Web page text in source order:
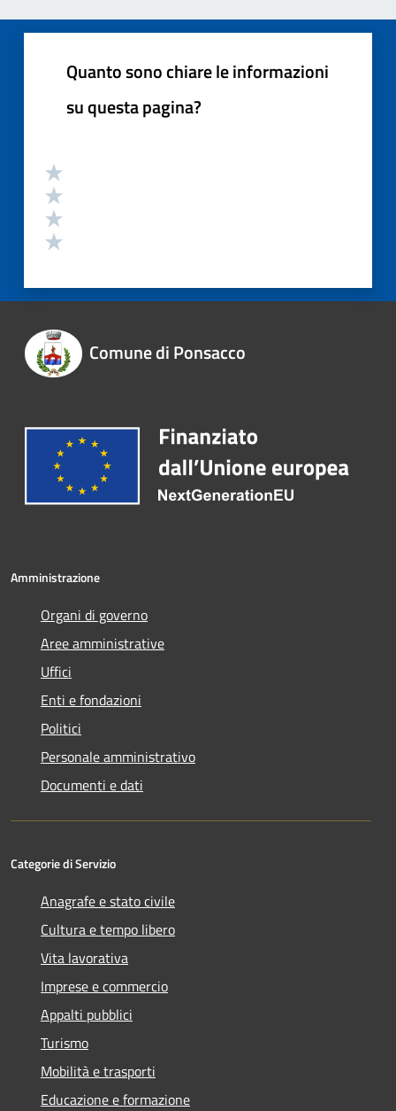
Quanto sono chiare le informazioni
su questa pagina?
Comune di Ponsacco
Amministrazione
Organi di governo
Aree amministrative
Uffici
Enti e fondazioni
Politici
Personale amministrativo
Documenti e dati
Categorie di Servizio
Anagrafe e stato civile
Cultura e tempo libero
Vita lavorativa
Imprese e commercio
Appalti pubblici
Turismo
Mobilità e trasporti
Educazione e formazione